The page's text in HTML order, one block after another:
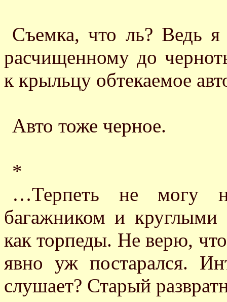
Съемка, что ль?
расчищенному до
к крыльцу обтекаемое
Авто тоже черное.
*
…Терпеть не могу
багажником и
как торпеды. Не верю,
явно уж постарался.
слушает? Старый